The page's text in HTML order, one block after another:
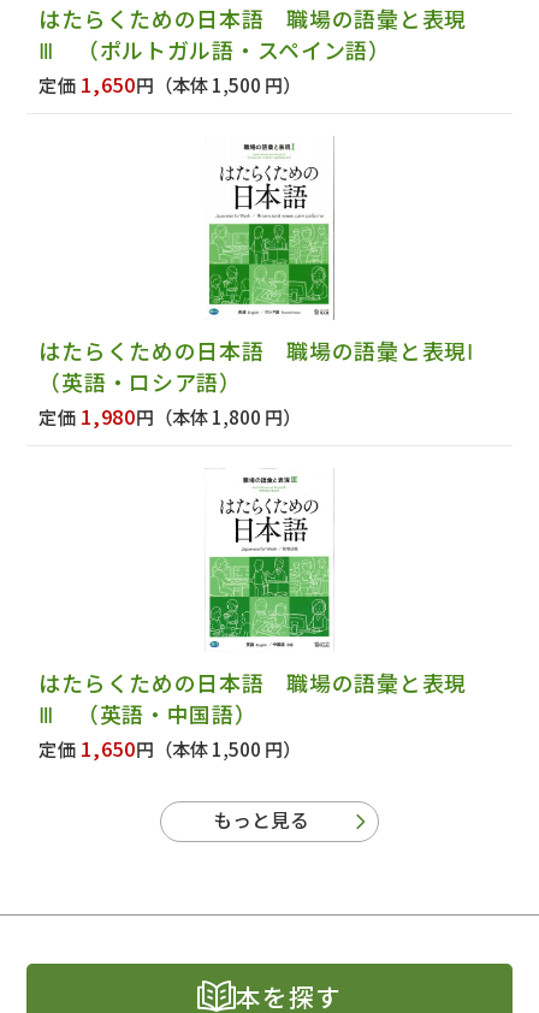
はたらくための日本語 職場の語彙と表現
Ⅲ （ポルトガル語・スペイン語）
定価 1,650円 （本体 1,500 円）
はたらくための日本語 職場の語彙と表現Ⅰ
（英語・ロシア語）
定価 1,980円 （本体 1,800 円）
はたらくための日本語 職場の語彙と表現
Ⅲ （英語・中国語）
定価 1,650円 （本体 1,500 円）
もっと見る
本を探す